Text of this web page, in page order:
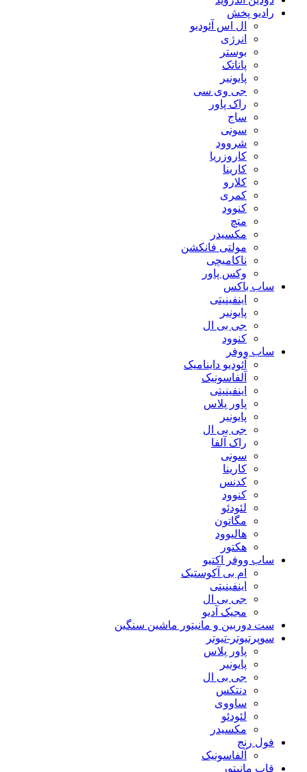
رادیو پخش
ال اس آئودیو
انرژی
بوستر
پاناتک
پایونیر
جی وی سی
راک پاور
ساج
سونی
شروود
کاروزریا
کارینا
کلارو
کمری
کنوود
متچ
مکسیدر
مولتی فانکشن
ناکامیچی
وکس پاور
ساب باکس
اینفینیتی
پایونیر
جی بی ال
کنوود
ساب ووفر
آئودیو داینامیک
آلفاسونیک
اینفینیتی
پاور پلاس
پایونیر
جی بی ال
راک آلفا
سونی
کارینا
کدنس
کنوود
لئودئو
مگاتون
هالیوود
هکتور
ساب ووفر اکتیو
ام بی آکوستیک
اینفینیتی
جی بی ال
مجیک آدیو
ست دوربین و مانیتور ماشین سنگین
سوپرتیوتر-تیوتر
پاور پلاس
پایونیر
جی بی ال
دنتکس
ساووی
لئودئو
مکسیدر
فول رنج
آلفاسونیک
قاب مانیتور